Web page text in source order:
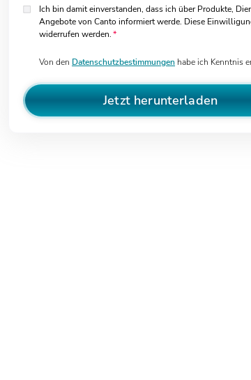
Ich bin damit einverstanden, dass ich über Produkte,
Angebote von Canto informiert werde. Diese
widerrufen werden.
Von den Datenschutzbestimmungen habe ich Kenntnis
Jetzt herunterladen